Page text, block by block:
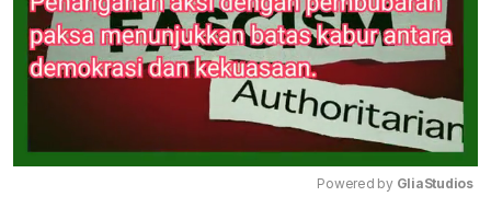
Powered by GliaStudios